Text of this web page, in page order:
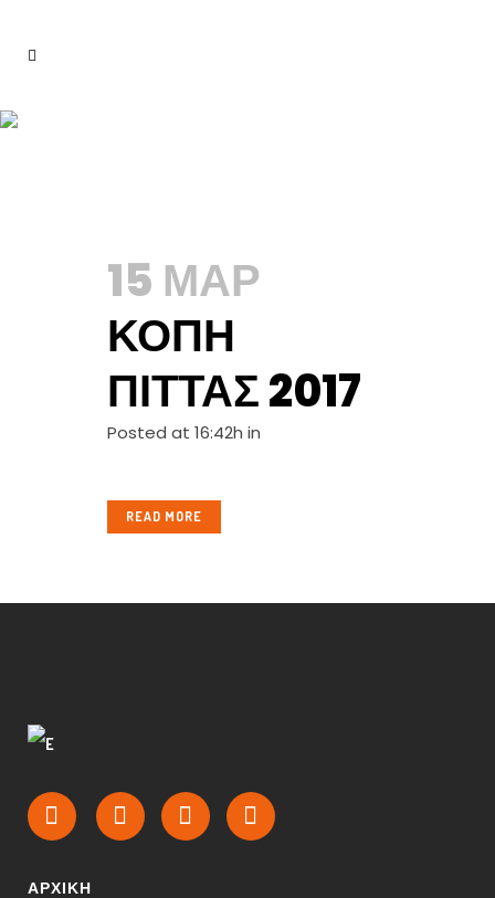
15 ΜΑΡ
ΚΟΠΉ
ΠΊΤΤΑΣ 2017
Posted at 16:42h in
READ MORE
ΑΡΧΙΚΉ